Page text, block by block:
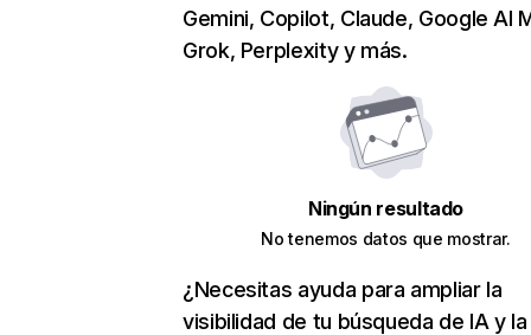
Gemini, Copilot, Claude, Google AI
Grok, Perplexity y más.
Ningún resultado
No tenemos datos que mostrar.
¿Necesitas ayuda para ampliar la
visibilidad de tu búsqueda de IA y la